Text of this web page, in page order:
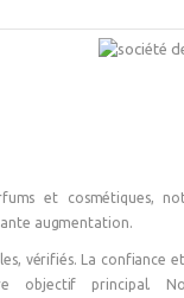
et cosmétiques,
augmentation.
vérifiés. La confiance
objectif principal.